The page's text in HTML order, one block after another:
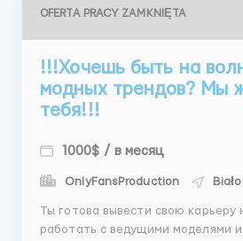
OFERTA PRACY ZAMKNIĘTA
!!!Хочешь быть на
модных трендов? Мы
тебя!!!
1000$ / в месяц
OnlyFansProduction
Ты готова вывести свою карьеру
работать с ведущими моделями и